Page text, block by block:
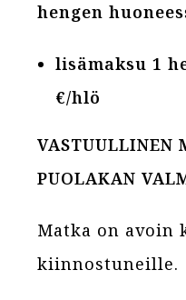
hengen
lisämaksu 1
€/hlö
VASTUULLINEN
PUOLAKAN
Matka on avoin
kiinnostuneille.